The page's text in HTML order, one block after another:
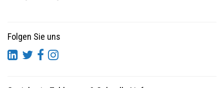
Folgen Sie uns